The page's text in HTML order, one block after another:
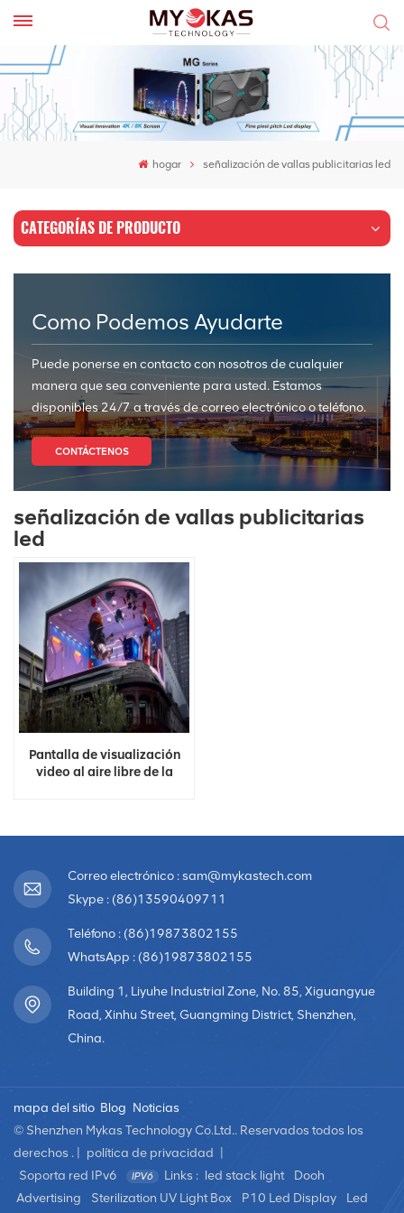
hogar señalización de vallas publicitarias led
CATEGORÍAS DE PRODUCTO
Como Podemos Ayudarte
Puede ponerse en contacto con nosotros de cualquier
manera que sea conveniente para usted. Estamos
disponibles 24/7 a través de correo electrónico o teléfono.
CONTÁCTENOS
señalización de vallas publicitarias
led
Pantalla de visualización
video al aire libre de la
Correo electrónico : sam@mykastech.com
Skype : (86)13590409711
Teléfono : (86)19873802155
WhatsApp : (86)19873802155
Building 1, Liyuhe Industrial Zone, No. 85, Xiguangyue
Road, Xinhu Street, Guangming District, Shenzhen,
China.
mapa del sitio Blog Noticias
© Shenzhen Mykas Technology Co.Ltd.. Reservados todos los
derechos . |
política de privacidad
Soporta red IPv6
Links : led stack light
Dooh
Advertising
Sterilization UV Light Box P10 Led Display
Led